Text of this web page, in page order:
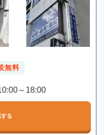
無料
～18:00
する